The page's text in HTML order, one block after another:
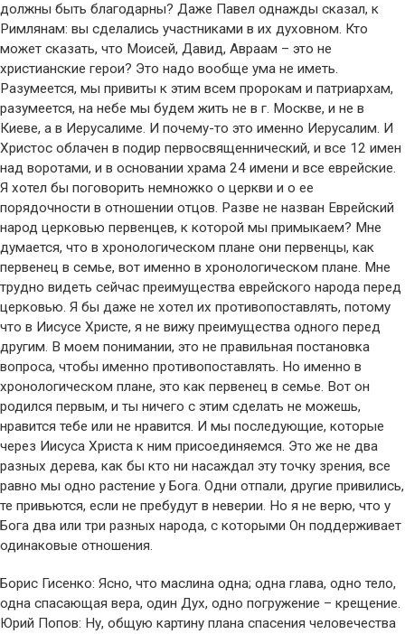
должны быть благодарны? Даже Павел однажды сказал, к
Римлянам: вы сделались участниками в их духовном. Кто
может сказать, что Моисей, Давид, Авраам – это не
христианские герои? Это надо вообще ума не иметь.
Разумеется, мы привиты к этим всем пророкам и патриархам,
разумеется, на небе мы будем жить не в г. Москве, и не в
Киеве, а в Иерусалиме. И почему-то это именно Иерусалим. И
Христос облачен в подир первосвященнический, и все 12 имен
над воротами, и в основании храма 24 имени и все еврейские.
Я хотел бы поговорить немножко о церкви и о ее
порядочности в отношении отцов. Разве не назван Еврейский
народ церковью первенцев, к которой мы примыкаем? Мне
думается, что в хронологическом плане они первенцы, как
первенец в семье, вот именно в хронологическом плане. Мне
трудно видеть сейчас преимущества еврейского народа перед
церковью. Я бы даже не хотел их противопоставлять, потому
что в Иисусе Христе, я не вижу преимущества одного перед
другим. В моем понимании, это не правильная постановка
вопроса, чтобы именно противопоставлять. Но именно в
хронологическом плане, это как первенец в семье. Вот он
родился первым, и ты ничего с этим сделать не можешь,
нравится тебе или не нравится. И мы последующие, которые
через Иисуса Христа к ним присоединяемся. Это же не два
разных дерева, как бы кто ни насаждал эту точку зрения, все
равно мы одно растение у Бога. Одни отпали, другие привились,
те привьются, если не пребудут в неверии. Но я не верю, что у
Бога два или три разных народа, с которыми Он поддерживает
одинаковые отношения.
Борис Гисенко: Ясно, что маслина одна; одна глава, одно тело,
одна спасающая вера, один Дух, одно погружение – крещение.
Юрий Попов: Ну, общую картину плана спасения человечества